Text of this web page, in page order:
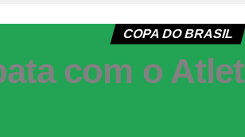
COPA DO BRASIL
com o